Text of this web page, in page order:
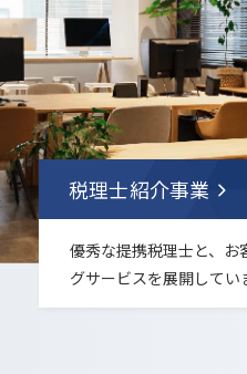
税理士紹介事業
優秀な提携税理士と、お
グサービスを展開してい